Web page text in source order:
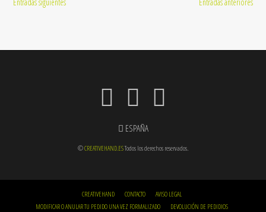
de
ESPAÑA
©CREATIVEHAND.ESTodos los derechos reservados.
CREATIVEHAND CONTACTO
AVISO LEGAL
MODIFICAR O ANULAR TU PEDIDO UNA VEZ FORMALIZADO
DEVOLUCIÓN DE PEDIDIOS